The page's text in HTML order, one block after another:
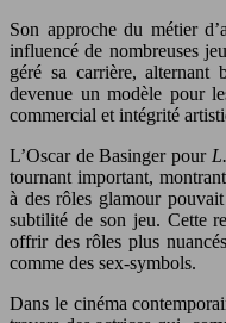
Son approche du métier
influencé de nombreuses
géré sa carrière, alternant
devenue un modèle pour
commercial et intégrité
L’Oscar de Basinger pour
tournant important,
à des rôles glamour
subtilité de son jeu. Cette
offrir des rôles plus
comme des sex-symbols.
Dans le cinéma